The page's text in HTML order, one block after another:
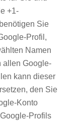
+1-
Sie
Profil,
Namen
allen Google-
kann dieser
den Sie
Konto
Profils